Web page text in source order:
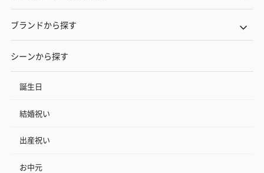
ブランドから探す
シーンから探す
誕生日
結婚祝い
出産祝い
お中元